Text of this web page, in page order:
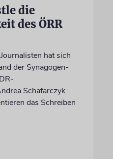
die
des ÖRR
hat sich
der Synagogen-
Schafarczyk
das Schreiben